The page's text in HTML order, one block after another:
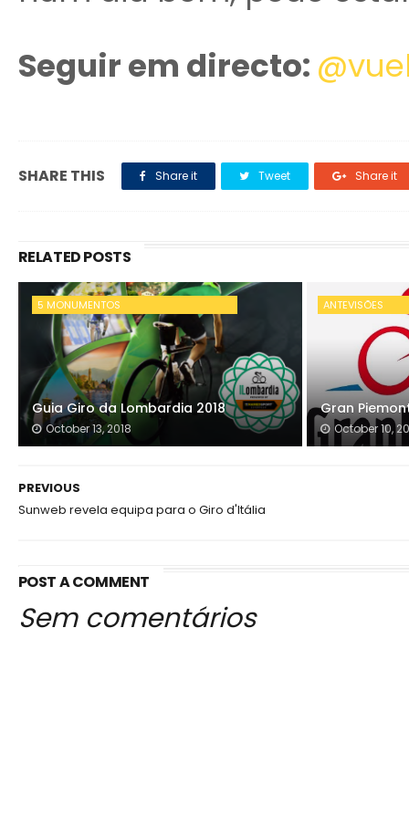
Seguir em directo:
SHARE THIS Share it Tweet Share it
RELATED POSTS
5 MONUMENTOS
Guia Giro da Lombardia 2018
October 13, 2018
ANTEVISÕES
Gran
October 10,
PREVIOUS
Sunweb revela equipa para o Giro d'Itália
POST A COMMENT
Sem comentários